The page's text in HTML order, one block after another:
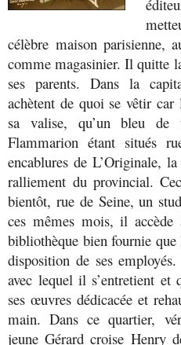
célèbre maison parisienne,
comme magasinier. Il quitte
ses parents. Dans la
achètent de quoi se vêtir car
sa valise, qu’un bleu
Flammarion étant situés
encablures de L’Originale,
ralliement du provincial.
bientôt, rue de Seine, un
ces mêmes mois, il
bibliothèque bien fournie
disposition de ses
avec lequel il s’entretient
ses œuvres dédicacée et
main. Dans ce quartier,
jeune Gérard croise Henry